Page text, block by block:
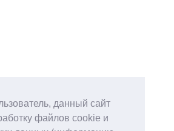
данный сайт
файлов cookie и